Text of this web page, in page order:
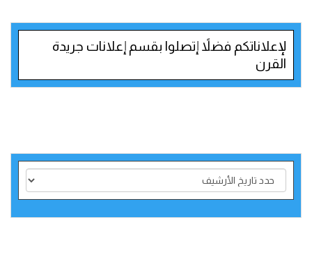
لإعلاناتكم فضلاً إتصلوا بقسم إعلانات جريدة
القرن